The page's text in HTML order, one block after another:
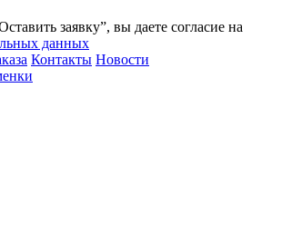
заявку”, вы даете согласие на
данных
Контакты Новости